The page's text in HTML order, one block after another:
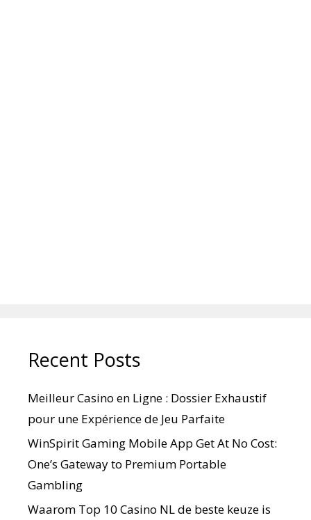
Recent Posts
Meilleur Casino en Ligne : Dossier Exhaustif
pour une Expérience de Jeu Parfaite
WinSpirit Gaming Mobile App Get At No Cost:
One’s Gateway to Premium Portable
Gambling
Waarom Top 10 Casino NL de beste keuze is